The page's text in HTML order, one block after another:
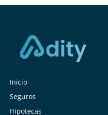
Inicio
Seguros
Hipotecas